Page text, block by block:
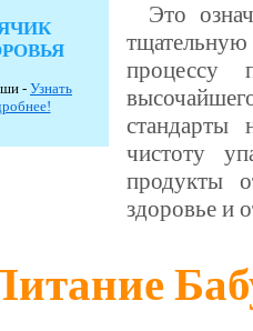
- Узнать
Это
тщательную
процессу
стандарты
чистоту
продукты
здоровье и